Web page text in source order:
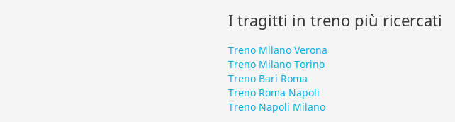
I tragitti in treno più ricercati
Treno Milano Verona
Treno Milano Torino
Treno Bari Roma
Treno Roma Napoli
Treno Napoli Milano